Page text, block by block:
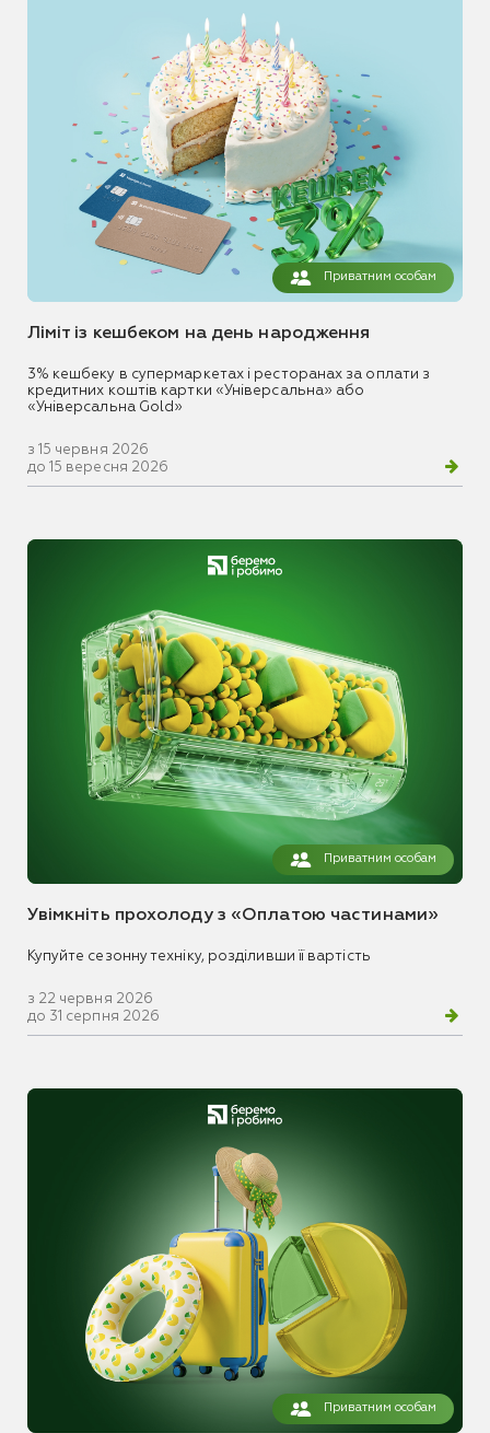
Приватним особам
Ліміт із кешбеком на день народження
3% кешбеку в супермаркетах і ресторанах за оплати з
кредитних коштів картки «Універсальна» або
«Універсальна Gold»
з 15 червня 2026
до 15 вересня 2026
Приватним особам
Увімкніть прохолоду з «Оплатою частинами»
Купуйте сезонну техніку, розділивши її вартість
з 22 червня 2026
до 31 серпня 2026
Приватним особам